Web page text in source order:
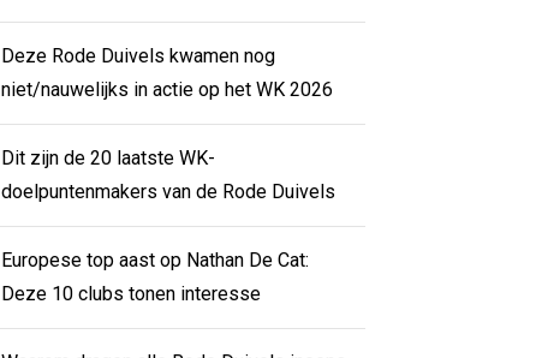
Deze Rode Duivels kwamen nog
niet/nauwelijks in actie op het WK 2026
Dit zijn de 20 laatste WK-
doelpuntenmakers van de Rode Duivels
Europese top aast op Nathan De Cat:
Deze 10 clubs tonen interesse